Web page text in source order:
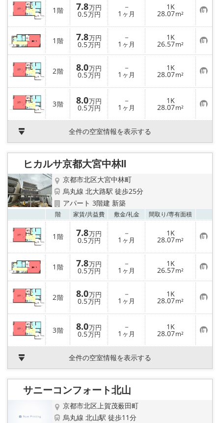
1 階 7.8万円
0.5万円
－
1 ヶ月
1K
28.07m² お
気
に
入
り
登
録
1 階 7.8万円
0.5万円
－
1 ヶ月
1K
26.57m² お
気
に
入
り
登
録
2階 8.0万円
0.5万円
－
1 ヶ月
1K
28.07m² お
気
に
入
り
登
録
3階 8.0万円
0.5万円
－
1 ヶ月
1K
28.07m² お
気
に
登
全件の空室情報を表示する
ヒカルサ京都大宮中林Ⅱ
京都市北区大宮中林町
烏丸線 北大路駅 徒歩25分
アパート 3階建 新築
階 家賃/共益費 敷金/礼金 間取り/専有面積
1 階 7.8万円
0.5万円
－
1 ヶ月
1K
28.07m² お
気
に
入
り
登
録
1 階 7.8万円
0.5万円
－
1 ヶ月
1K
26.57m² お
気
に
入
り
登
録
2階 8.0万円
0.5万円
－
1 ヶ月
1K
28.07m² お
気
に
入
り
登
録
3階 8.0万円
0.5万円
－
1 ヶ月
1K
28.07m² お
気
に
登
全件の空室情報を表示する
サニーコンフォート北山
京都市北区上賀茂薮田町
烏丸線 北山駅 徒歩11分